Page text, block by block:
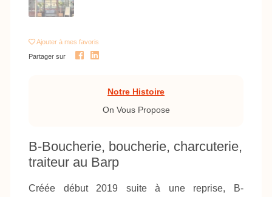
Ajouter à mes favoris
Partager sur
Notre Histoire
On Vous Propose
B-Boucherie, boucherie, charcuterie,
traiteur au Barp
Créée début 2019 suite à une reprise, B-